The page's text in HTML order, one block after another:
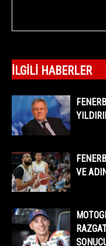
İLGILI HABERLER
VE